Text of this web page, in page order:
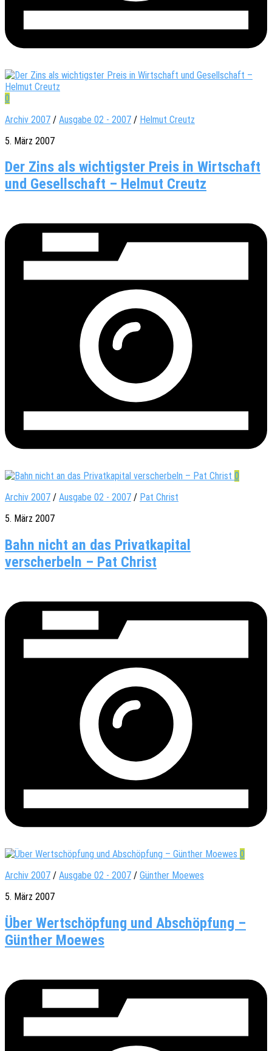
0
Archiv 2007 / Ausgabe 02 - 2007 / Helmut Creutz
5. März 2007
Der Zins als wichtigster Preis in Wirtschaft
und Gesellschaft – Helmut Creutz
0
Archiv 2007 / Ausgabe 02 - 2007 / Pat Christ
5. März 2007
Bahn nicht an das Privatkapital
verscherbeln – Pat Christ
0
Archiv 2007 / Ausgabe 02 - 2007 / Günther Moewes
5. März 2007
Über Wertschöpfung und Abschöpfung –
Günther Moewes